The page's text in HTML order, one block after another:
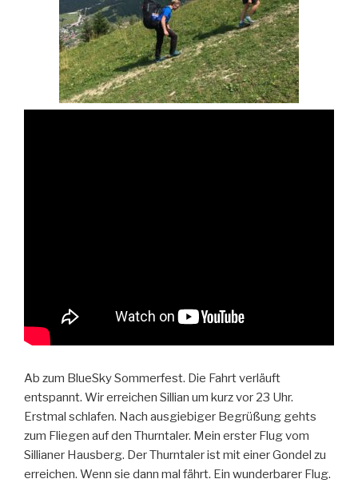
Ab zum BlueSky Sommerfest. Die Fahrt verläuft
entspannt. Wir erreichen Sillian um kurz vor 23 Uhr.
Erstmal schlafen. Nach ausgiebiger Begrüßung gehts
zum Fliegen auf den Thurntaler. Mein erster Flug vom
Sillianer Hausberg. Der Thurntaler ist mit einer Gondel zu
erreichen. Wenn sie dann mal fährt. Ein wunderbarer Flug.